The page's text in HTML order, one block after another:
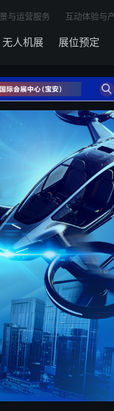
无人机展 展位预定
与运营服务 互动体验与